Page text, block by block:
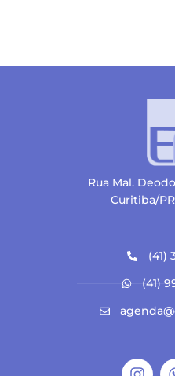
Rua Mal.
Curitiba/PR
(41)
(41)